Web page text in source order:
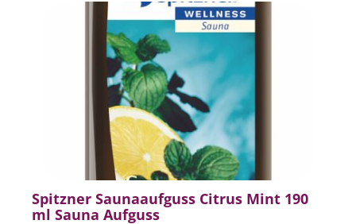
Bildergalerie überspringen
Spitzner Saunaaufguss Citrus Mint 190
ml Sauna Aufguss